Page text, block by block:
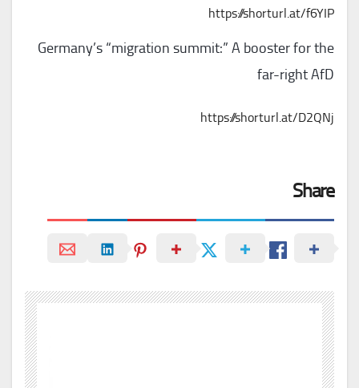
https://shorturl.at/f6YIP
Germany’s “migration summit:” A booster for the
far-right AfD
https://shorturl.at/D2QNj
Share